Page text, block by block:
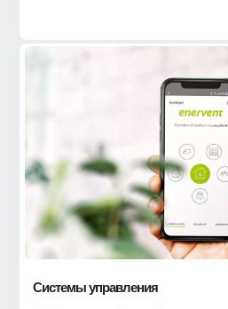
Системы управления